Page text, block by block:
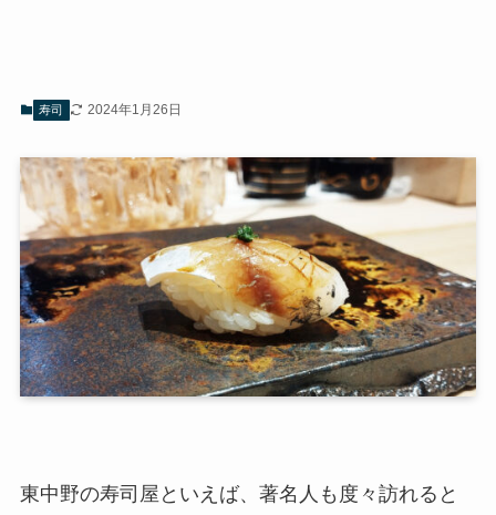
寿司 2024年1月26日
東中野の寿司屋といえば、著名人も度々訪れると